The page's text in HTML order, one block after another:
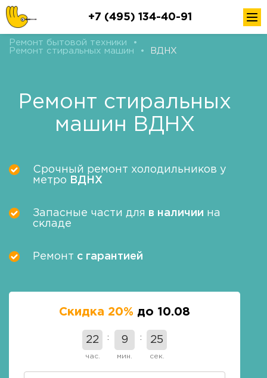
+7 (495) 134-40-91
Ремонт бытовой техники
•
Ремонт стиральных машин
• ВДНХ
Ремонт стиральных
машин ВДНХ
Срочный ремонт холодильников у
метро
ВДНХ
Запасные части для в наличии на
складе
Ремонт с гарантией
Скидка 20% до 10.08
22
час.
9
мин.
24
сек.